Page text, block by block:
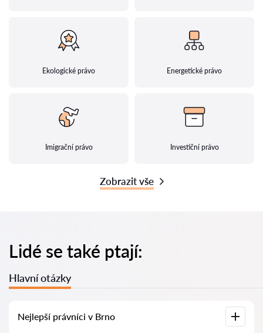
Ekologické právo Energetické právo
Imigrační právo Investiční právo
Zobrazit vše
Lidé se také ptají:
Hlavní otázky
Nejlepší právníci v Brno